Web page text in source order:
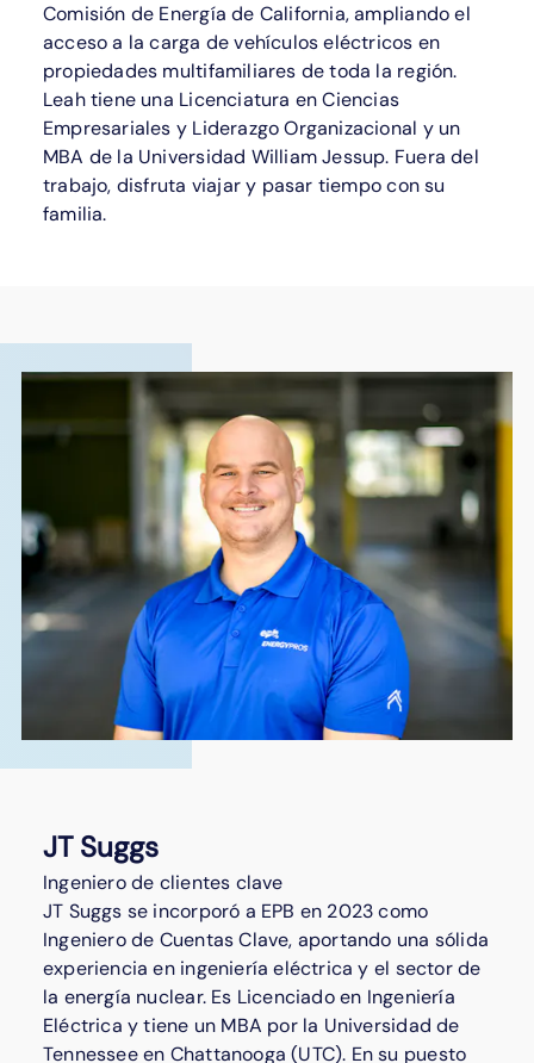
Comisión de Energía de California, ampliando el
acceso a la carga de vehículos eléctricos en
propiedades multifamiliares de toda la región.
Leah tiene una Licenciatura en Ciencias
Empresariales y Liderazgo Organizacional y un
MBA de la Universidad William Jessup. Fuera del
trabajo, disfruta viajar y pasar tiempo con su
familia.
JT Suggs
Ingeniero de clientes clave
JT Suggs se incorporó a EPB en 2023 como
Ingeniero de Cuentas Clave, aportando una sólida
experiencia en ingeniería eléctrica y el sector de
la energía nuclear. Es Licenciado en Ingeniería
Eléctrica y tiene un MBA por la Universidad de
Tennessee en Chattanooga (UTC). En su puesto